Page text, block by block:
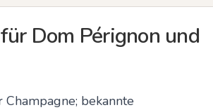
Dom Pérignon und
bekannte